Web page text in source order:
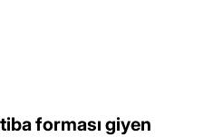
forması giyen